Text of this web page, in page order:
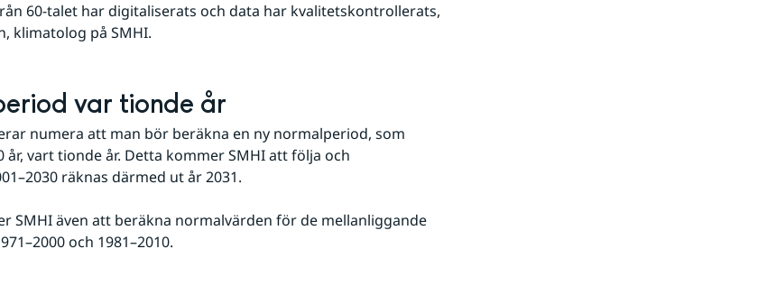
60-talet har digitaliserats och data har kvalitetskontrollerats,
klimatolog på SMHI.
var tionde år
numera att man bör beräkna en ny normalperiod, som
år, vart tionde år. Detta kommer SMHI att följa och
räknas därmed ut år 2031.
SMHI även att beräkna normalvärden för de mellanliggande
och 1981–2010.